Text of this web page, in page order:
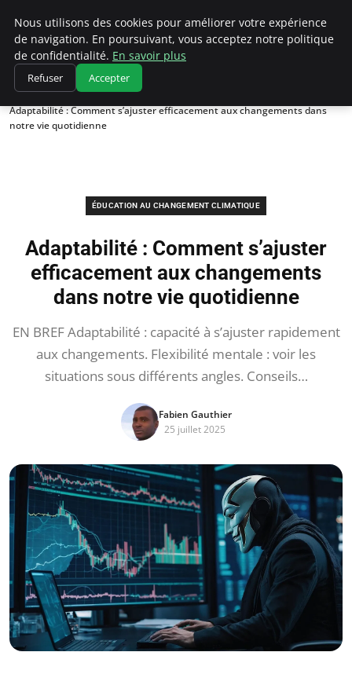
Climatedebtagents
Accueil
Éducation au changement climatique
Adaptabilité : Comment s’ajuster efficacement aux changements dans
notre vie quotidienne
ÉDUCATION AU CHANGEMENT CLIMATIQUE
Adaptabilité : Comment s’ajuster
efficacement aux changements
dans notre vie quotidienne
EN BREF Adaptabilité : capacité à s’ajuster rapidement
aux changements. Flexibilité mentale : voir les
situations sous différents angles. Conseils…
Fabien Gauthier
25 juillet 2025
Nous utilisons des cookies pour améliorer votre expérience
de navigation. En poursuivant, vous acceptez notre politique
de confidentialité. En savoir plus
Refuser Accepter